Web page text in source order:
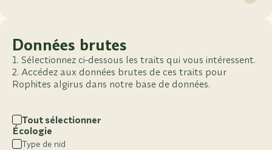
Données brutes
Sélectionnez ci-dessous les traits qui vous intéressent.
Accédez aux données brutes de ces traits pour
Rophites algirus dans notre base de données.
Tout sélectionner
Écologie
Type de nid